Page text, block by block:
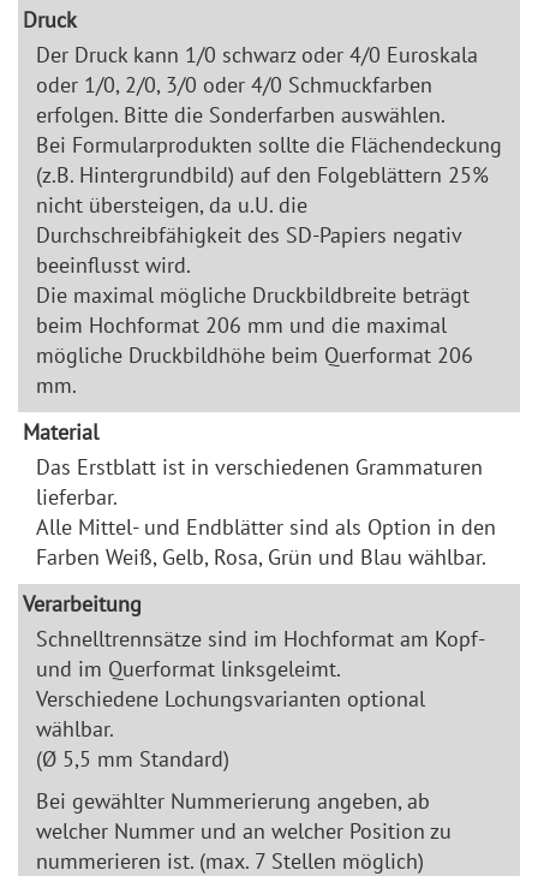
Druck
Der Druck kann 1/0 schwarz oder 4/0 Euroskala
oder 1/0, 2/0, 3/0 oder 4/0 Schmuckfarben
erfolgen. Bitte die Sonderfarben auswählen.
Bei Formularprodukten sollte die Flächendeckung
(z.B. Hintergrundbild) auf den Folgeblättern 25%
nicht übersteigen, da u.U. die
Durchschreibfähigkeit des SD-Papiers negativ
beeinflusst wird.
Die maximal mögliche Druckbildbreite beträgt
beim Hochformat 206 mm und die maximal
mögliche Druckbildhöhe beim Querformat 206
mm.
Material
Das Erstblatt ist in verschiedenen Grammaturen
lieferbar.
Alle Mittel- und Endblätter sind als Option in den
Farben Weiß, Gelb, Rosa, Grün und Blau wählbar.
Verarbeitung
Schnelltrennsätze sind im Hochformat am Kopf-
und im Querformat linksgeleimt.
Verschiedene Lochungsvarianten optional
wählbar.
(Ø 5,5 mm Standard)
Bei gewählter Nummerierung angeben, ab
welcher Nummer und an welcher Position zu
nummerieren ist. (max. 7 Stellen möglich)